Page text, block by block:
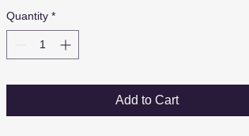
Quantity *
Add to Cart